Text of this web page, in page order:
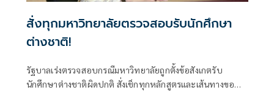
สั่งทุกมหาวิทยาลัยตรวจสอบรับนักศึกษา
ต่างชาติ!
รัฐบาลเร่งตรวจสอบกรณีมหาวิทยาลัยถูกตั้งข้อสังเกตรับ
นักศึกษาต่างชาติผิดปกติ สั่งเช็กทุกหลักสูตรและเส้นทางขอ